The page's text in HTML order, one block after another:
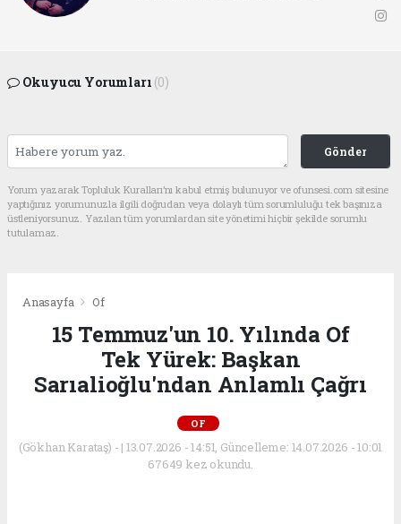
Okuyucu Yorumları (0)
Gönder
Yorum yazarak Topluluk Kuralları’nı kabul etmiş bulunuyor ve ofunsesi.com sitesine
yaptığınız yorumunuzla ilgili doğrudan veya dolaylı tüm sorumluluğu tek başınıza
üstleniyorsunuz. Yazılan tüm yorumlardan site yönetimi hiçbir şekilde sorumlu
tutulamaz.
Anasayfa Of
15 Temmuz'un 10. Yılında Of
Tek Yürek: Başkan
Sarıalioğlu'ndan Anlamlı Çağrı
OF
(Gökhan Karataş) - | 13.07.2026 - 14:51, Güncelleme: 14.07.2026 - 10:01
67649 kez okundu.